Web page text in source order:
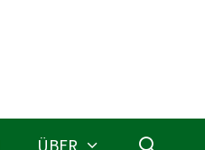
ÜBER